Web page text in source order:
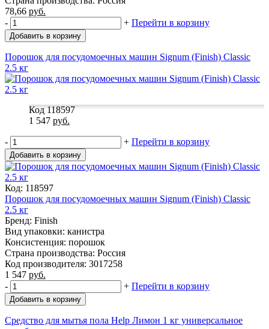
78,66 руб.
-
+ Перейти в корзину
Добавить в корзину
Порошок для посудомоечных машин Signum (Finish) Classic
2.5 кг
Код 118597
1 547 руб.
- + Перейти в корзину
Добавить в корзину
Код: 118597
Порошок для посудомоечных машин Signum (Finish) Classic
2.5 кг
Бренд: Finish
Вид упаковки: канистра
Консистенция: порошок
Страна производства: Россия
Код производителя: 3017258
1 547 руб.
-
+ Перейти в корзину
Добавить в корзину
Средство для мытья пола Help Лимон 1 кг универсальное